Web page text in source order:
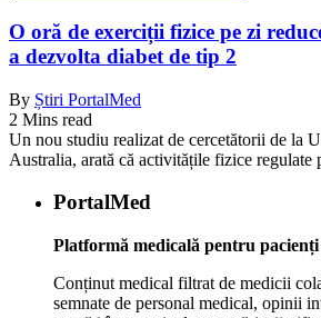
O oră de exerciții fizice pe zi
a dezvolta diabet de tip 2
By Știri PortalMed
2 Mins read
Un nou studiu realizat de cercetătorii de la
Australia, arată că activitățile fizice
PortalMed
Platformă medicală pentru pacienți
Conținut medical filtrat de medicii
semnate de personal medical, opinii